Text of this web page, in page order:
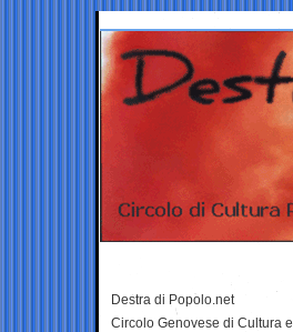
Destra di Popolo.net
Circolo Genovese di Cultura e